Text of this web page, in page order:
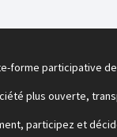
forme participative
plus ouverte,
participez et